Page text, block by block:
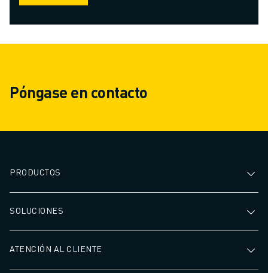
Póngase en contacto
PRODUCTOS
SOLUCIONES
ATENCIÓN AL CLIENTE